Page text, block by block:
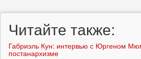
Читайте также:
Габриэль Кун: интервью с Юргеном
постанархизме